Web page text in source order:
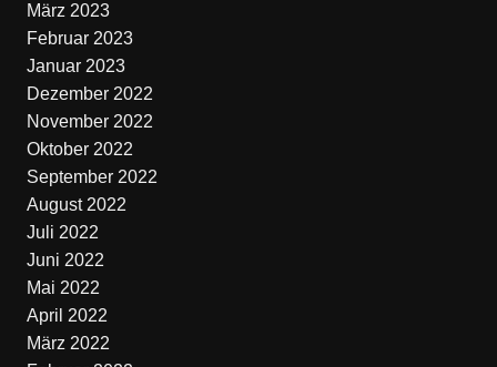
März 2023
Februar 2023
Januar 2023
Dezember 2022
November 2022
Oktober 2022
September 2022
August 2022
Juli 2022
Juni 2022
Mai 2022
April 2022
März 2022